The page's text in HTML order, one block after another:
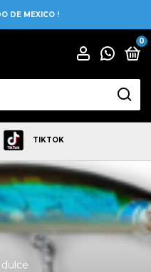
DE MEXICO !
0
TIKTOK